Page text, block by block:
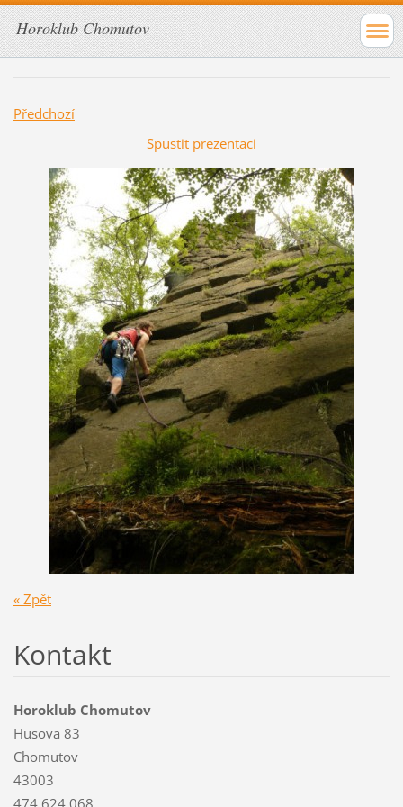
Horoklub Chomutov
Předchozí
Spustit prezentaci
« Zpět
Kontakt
Horoklub Chomutov
Husova 83
Chomutov
43003
474 624 068